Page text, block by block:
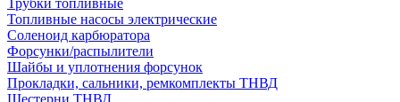
Трубки топливные
Топливные насосы электрические
Соленоид карбюратора
Форсунки/распылители
Шайбы и уплотнения форсунок
Прокладки, сальники, ремкомплекты ТНВД
Шестерни ТНВД